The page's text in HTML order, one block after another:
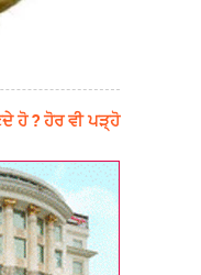
ਹੋ ? ਹੋਰ ਵੀ ਪੜ੍ਹੋ